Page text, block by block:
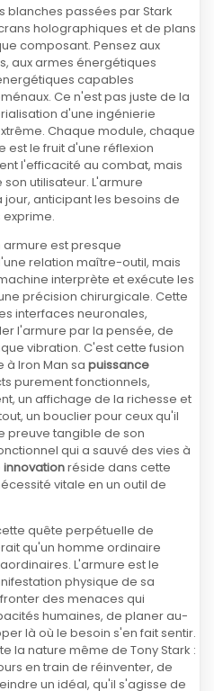
blanches passées par Stark
holographiques et de plans
composant. Pensez aux
aux armes énergétiques
capables
Ce n'est pas juste de la
d'une ingénierie
Chaque module, chaque
le fruit d'une réflexion
l'efficacité au combat, mais
utilisateur. L'armure
anticipant les besoins de
exprime.
armure est presque
relation maître-outil, mais
interprète et exécute les
précision chirurgicale. Cette
interfaces neuronales,
l'armure par la pensée, de
vibration. C'est cette fusion
Iron Man sa puissance
purement fonctionnels,
un affichage de la richesse et
un bouclier pour ceux qu'il
preuve tangible de son
qui a sauvé des vies à
innovationréside dans cette
vitale en un outil de
quête perpétuelle de
qu'un homme ordinaire
L'armure est le
physique de sa
des menaces qui
humaines, de planer au-
là où le besoin s'en fait sentir.
la nature même de Tony Stark :
en train de réinventer, de
un idéal, qu'il s'agisse de